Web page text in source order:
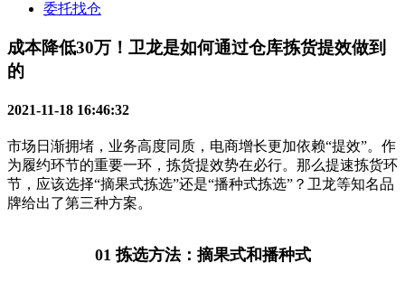
委托找仓
成本降低30万！卫龙是如何通过仓库拣货提效做到
的
2021-11-18 16:46:32
市场日渐拥堵，业务高度同质，电商增长更加依赖“提效”。作
为履约环节的重要一环，拣货提效势在必行。那么提速拣货环
节，应该选择“摘果式拣选”还是“播种式拣选”？卫龙等知名品
牌给出了第三种方案。
01 拣选方法：摘果式和播种式